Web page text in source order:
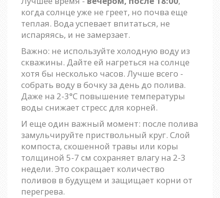
когда солнце уже не греет, но почва еще
теплая. Вода успевает впитаться, не
испаряясь, и не замерзает.
Важно: не используйте холодную воду из
скважины. Дайте ей нагреться на солнце
хотя бы несколько часов. Лучше всего -
собрать воду в бочку за день до полива.
Даже на 2-3°C повышение температуры
воды снижает стресс для корней.
И еще один важный момент: после полива
замульчируйте приствольный круг. Слой
компоста, скошенной травы или коры
толщиной 5-7 см сохраняет влагу на 2-3
недели. Это сокращает количество
поливов в будущем и защищает корни от
перегрева.